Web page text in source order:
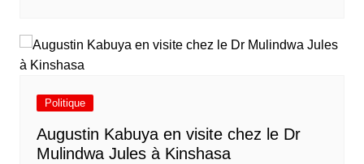
Politique
Augustin Kabuya en visite chez le Dr
Mulindwa Jules à Kinshasa